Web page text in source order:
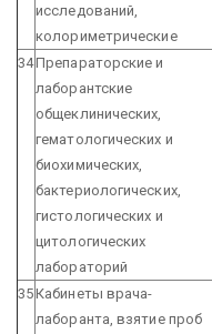
исследований,
колориметрические
34Препараторские и
лаборантские
общеклинических,
гематологических и
биохимических,
бактериологических,
гистологических и
цитологических
лабораторий
35Кабинеты врача-
лаборанта, взятие проб